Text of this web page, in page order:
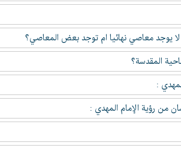
يوجد معاصي نهائيا ام توجد بعض المعاصي؟
المقدسة؟
:
من رؤية الإمام المهدي :